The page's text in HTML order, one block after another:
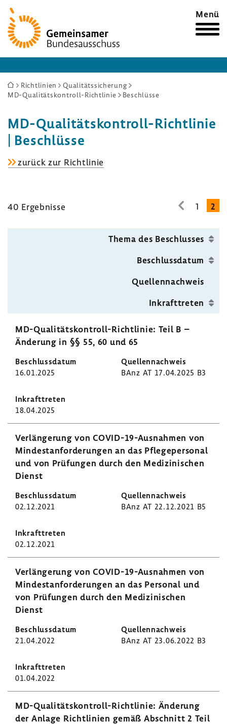
Zur
Startseite
Menü
Sie
sind
Richtlinien
Qualitätssicherung
MD-Qualitätskontroll-Richtlinie
Beschlüsse
MD-​Qualitätskontroll-Richtlinie
| Beschlüsse
zurück zur Richt­linie
40 Ergeb­nisse
zur
rigen
Seite
1 2
Thema des Beschlusses
Beschluss­datum
Quel­len­nach­weis
Inkraft­treten
MD-​Qualitätskontroll-Richtlinie: Teil B –
Ände­rung in §§ 55, 60 und 65
16.01.2025 BAnz AT 17.04.2025 B3
18.04.2025
Verlän­ge­rung von COVID-​19-Ausnahmen von
Mindest­an­for­de­rungen an das Pfle­ge­per­sonal
und von Prüfungen durch den Medi­zi­ni­schen
Dienst
02.12.2021 BAnz AT 22.12.2021 B5
02.12.2021
Verlän­ge­rung von COVID-​19-Ausnahmen von
Mindest­an­for­de­rungen an das Personal und
von Prüfungen durch den Medi­zi­ni­schen
Dienst
21.04.2022 BAnz AT 23.06.2022 B3
01.04.2022
MD-​Qualitätskontroll-Richtlinie: Ände­rung
der Anlage Richt­li­nien gemäß Abschnitt 2 Teil